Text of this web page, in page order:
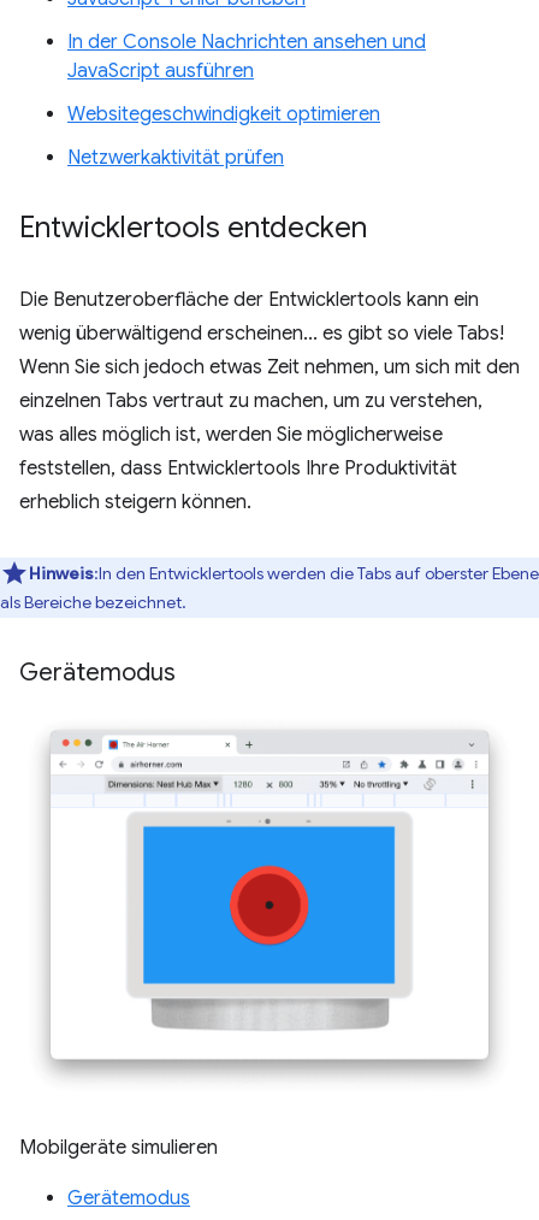
In der Console Nachrichten ansehen und
JavaScript ausführen
Websitegeschwindigkeit optimieren
Netzwerkaktivität prüfen
Entwicklertools entdecken
Die Benutzeroberfläche der Entwicklertools kann ein
wenig überwältigend erscheinen... es gibt so viele Tabs!
Wenn Sie sich jedoch etwas Zeit nehmen, um sich mit den
einzelnen Tabs vertraut zu machen, um zu verstehen,
was alles möglich ist, werden Sie möglicherweise
feststellen, dass Entwicklertools Ihre Produktivität
erheblich steigern können.
Hinweis:In den Entwicklertools werden die Tabs auf oberster Ebene
als Bereiche bezeichnet.
Gerätemodus
Mobilgeräte simulieren
Gerätemodus